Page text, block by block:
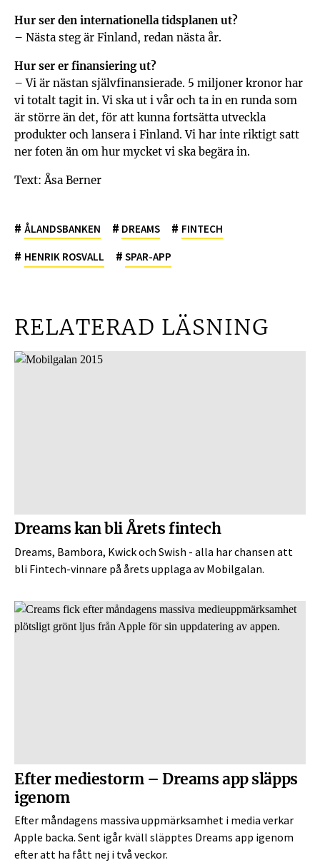
Hur ser den internationella tidsplanen ut?
– Nästa steg är Finland, redan nästa år.
Hur ser er finansiering ut?
– Vi är nästan självfinansierade. 5 miljoner kronor har
vi totalt tagit in. Vi ska ut i vår och ta in en runda som
är större än det, för att kunna fortsätta utveckla
produkter och lansera i Finland. Vi har inte riktigt satt
ner foten än om hur mycket vi ska begära in.
Text: Åsa Berner
# ÅLANDSBANKEN # DREAMS # FINTECH
# HENRIK ROSVALL # SPAR-APP
RELATERAD LÄSNING
Dreams kan bli Årets fintech
Dreams, Bambora, Kwick och Swish - alla har chansen att
bli Fintech-vinnare på årets upplaga av Mobilgalan.
Efter mediestorm – Dreams app släpps
igenom
Efter måndagens massiva uppmärksamhet i media verkar
Apple backa. Sent igår kväll släpptes Dreams app igenom
efter att ha fått nej i två veckor.